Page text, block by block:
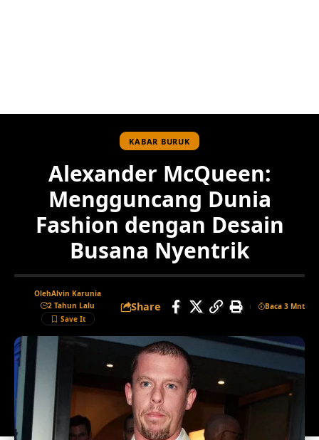
KABAR BURUK
Alexander McQueen:
Mengguncang Dunia
Fashion dengan Desain
Busana Nyentrik
OlehAlvin Karunia
2 Tahun Lalu
Share Baca 3 Mnt